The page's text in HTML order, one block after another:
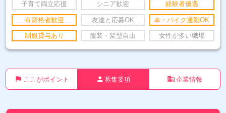
子育て両立応援 シニア歓迎 経験者優遇
有資格者歓迎 友達と応募OK 車・バイク通勤OK
制服貸与あり 服装・髪型自由 女性が多い職場
flag ここがポイント person 募集要項 business 企業情報